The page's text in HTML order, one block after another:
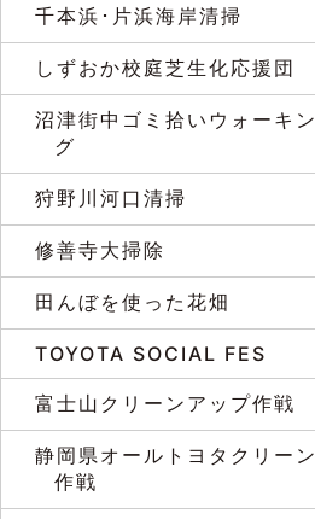
千本浜･片浜海岸清掃
しずおか校庭芝生化応援団
沼津街中ゴミ拾いウォーキン
グ
狩野川河口清掃
修善寺大掃除
田んぼを使った花畑
TOYOTA SOCIAL FES
富士山クリーンアップ作戦
静岡県オールトヨタクリーン
作戦